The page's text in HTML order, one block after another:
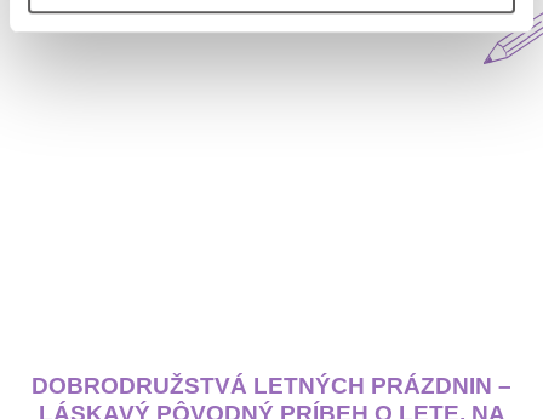
DOBRODRUŽSTVÁ LETNÝCH PRÁZDNIN –
LÁSKAVÝ PÔVODNÝ PRÍBEH O LETE, NA